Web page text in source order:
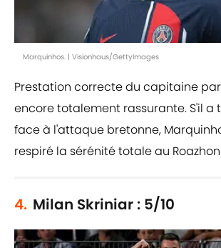
Marquinhos. | Visionhaus/GettyImages
Prestation correcte du capitaine
encore totalement rassurante. S'il a
face à l'attaque bretonne,
respiré la sérénité totale au Roazhon
4. Milan Skriniar : 5/10